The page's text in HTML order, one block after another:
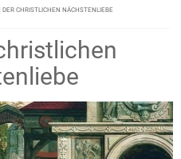
DER CHRISTLICHEN NÄCHSTENLIEBE